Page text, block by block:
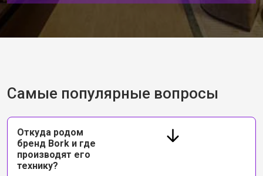
Самые популярные вопросы
Откуда родом
бренд Bork и где
производят его
технику?